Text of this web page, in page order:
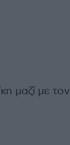
μαζί με τον